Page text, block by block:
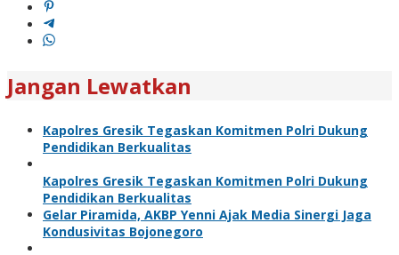
Jangan Lewatkan
Kapolres Gresik Tegaskan Komitmen Polri Dukung
Pendidikan Berkualitas
Kapolres Gresik Tegaskan Komitmen Polri Dukung
Pendidikan Berkualitas
Gelar Piramida, AKBP Yenni Ajak Media Sinergi Jaga
Kondusivitas Bojonegoro